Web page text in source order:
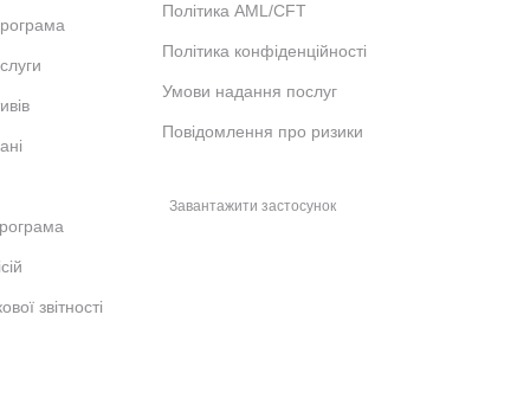
звітності
Політика AML/CFT
Політика конфіденційності
Умови надання послуг
Повідомлення про ризики
Завантажити застосунок